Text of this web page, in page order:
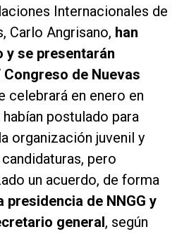
Internacionales de
Carlo Angrisano, han
y se presentarán
de Nuevas
celebrará en enero en
postulado para
organización juvenil y
pero
un acuerdo, de forma
presidencia de NNGG y
general, según